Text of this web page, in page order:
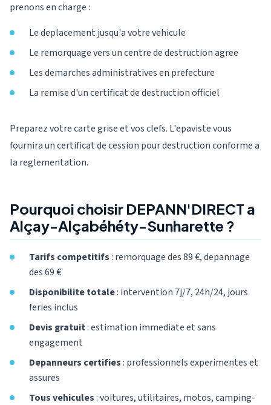
prenons en charge :
Le deplacement jusqu'a votre vehicule
Le remorquage vers un centre de destruction agree
Les demarches administratives en prefecture
La remise d'un certificat de destruction officiel
Preparez votre carte grise et vos clefs. L'epaviste vous
fournira un certificat de cession pour destruction conforme a
la reglementation.
Pourquoi choisir DEPANN'DIRECT a
Alçay-Alçabéhéty-Sunharette ?
Tarifs competitifs: remorquage des 89 €, depannage
des 69 €
Disponibilite totale: intervention 7j/7, 24h/24, jours
feries inclus
Devis gratuit: estimation immediate et sans
engagement
Depanneurs certifies: professionnels experimentes et
assures
Tous vehicules: voitures, utilitaires, motos, camping-